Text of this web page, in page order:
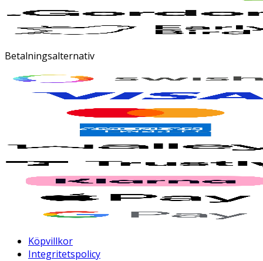
Betalningsalternativ
Köpvillkor
Integritetspolicy